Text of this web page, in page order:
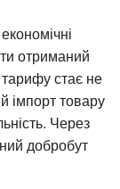
отриманий
тарифу стає не
імпорт товару
Через
добробут